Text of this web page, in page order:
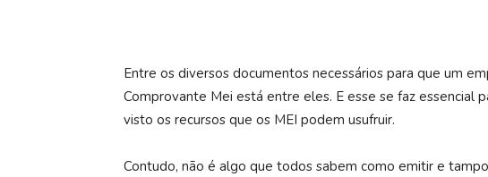
Entre os diversos documentos necessários para que um
Comprovante Mei está entre eles. E esse se faz essencial
visto os recursos que os MEI podem usufruir.
Contudo, não é algo que todos sabem como emitir e